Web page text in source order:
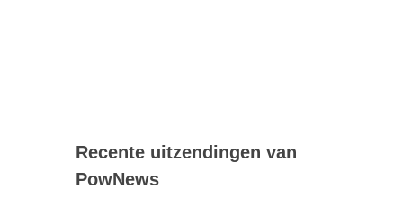
Recente uitzendingen van
PowNews